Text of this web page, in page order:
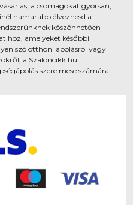
a csomagokat gyorsan,
hamarabb élvezhesd a
köszönhetően
hoz, amelyeket későbbi
szó otthoni ápolásról vagy
a Szaloncikk.hu
szerelmese számára.